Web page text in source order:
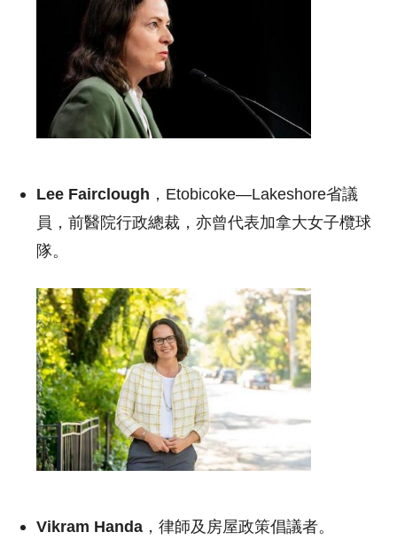
Lee Fairclough ，Etobicoke—Lakeshore省議
員，前醫院行政總裁，亦曾代表加拿大女子欖球
隊。
Vikram Handa ，律師及房屋政策倡議者。